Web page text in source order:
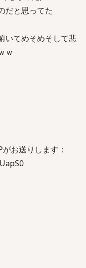
だと思ってた
いてめそめそして悲
ｗ
お送りします：